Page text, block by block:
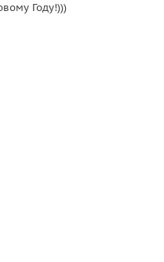
Году!)))